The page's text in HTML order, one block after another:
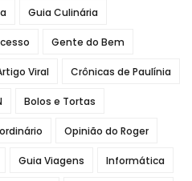
Guia Culinária
Gente do Bem
Viral Crônicas de Paulínia
Bolos e Tortas
Opinião do Roger
Guia Viagens Informática